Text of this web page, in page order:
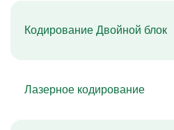
Кодирование Двойной блок
Лазерное кодирование